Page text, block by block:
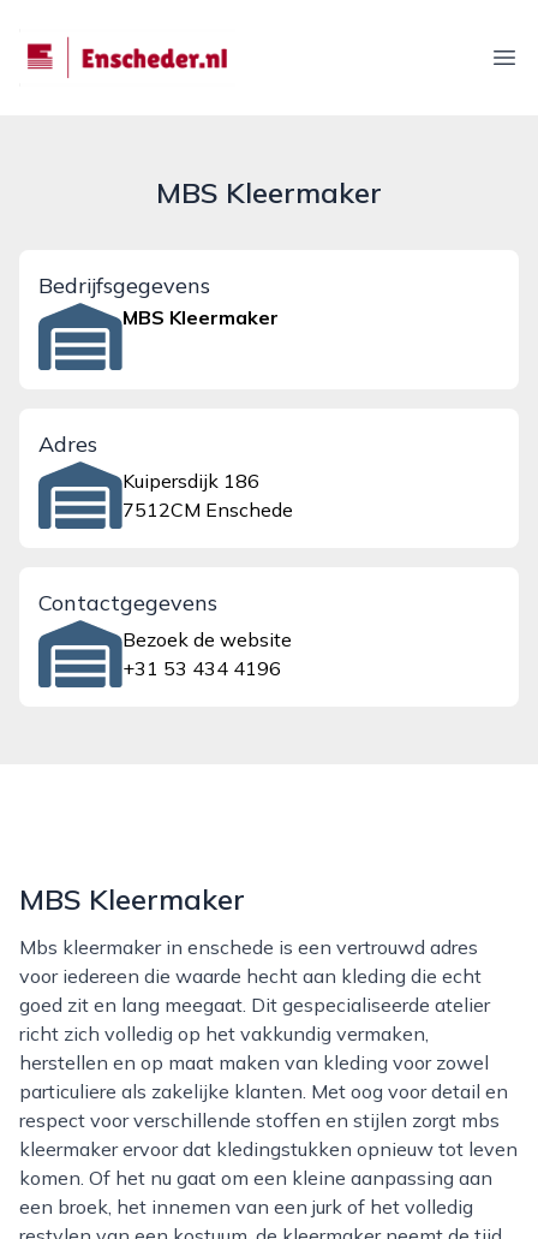
enscheder.nl
MBS Kleermaker
Bedrijfsgegevens
MBS Kleermaker
Adres
Kuipersdijk 186
7512CM Enschede
Contactgegevens
Bezoek de website
+31 53 434 4196
MBS Kleermaker
Mbs kleermaker in enschede is een vertrouwd adres
voor iedereen die waarde hecht aan kleding die echt
goed zit en lang meegaat. Dit gespecialiseerde atelier
richt zich volledig op het vakkundig vermaken,
herstellen en op maat maken van kleding voor zowel
particuliere als zakelijke klanten. Met oog voor detail en
respect voor verschillende stoffen en stijlen zorgt mbs
kleermaker ervoor dat kledingstukken opnieuw tot leven
komen. Of het nu gaat om een kleine aanpassing aan
een broek, het innemen van een jurk of het volledig